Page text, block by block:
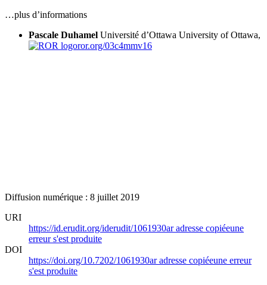
…plus d’informations
Pascale Duhamel Université d’Ottawa University of Ottawa,
ror.org/03c4mmv16
Diffusion numérique : 8 juillet 2019
URI
https://id.erudit.org/iderudit/1061930aradresse copiéeune
erreur s'est produite
DOI
https://doi.org/10.7202/1061930aradresse copiéeune erreur
s'est produite